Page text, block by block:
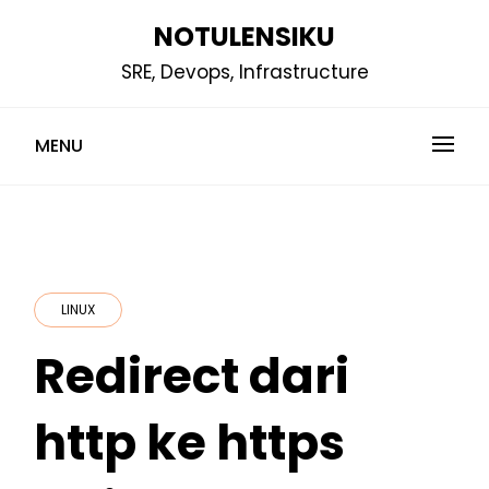
NOTULENSIKU
SRE, Devops, Infrastructure
MENU
LINUX
Redirect dari
http ke https